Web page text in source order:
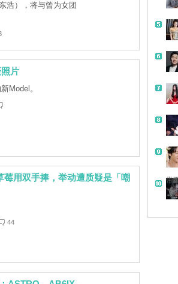
浩），将与曾为女团
片
Model。
用双手捧，举动遭质疑是「嘲
44
带